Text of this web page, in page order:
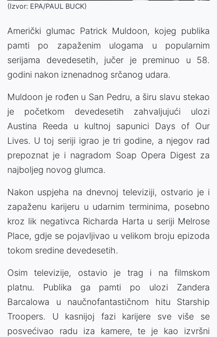
(Izvor: EPA/PAUL BUCK)
Američki glumac Patrick Muldoon, kojeg publika
pamti po zapaženim ulogama u popularnim
serijama devedesetih, jučer je preminuo u 58.
godini nakon iznenadnog srčanog udara.
Muldoon je rođen u San Pedru, a širu slavu stekao
je početkom devedesetih zahvaljujući ulozi
Austina Reeda u kultnoj sapunici Days of Our
Lives. U toj seriji igrao je tri godine, a njegov rad
prepoznat je i nagradom Soap Opera Digest za
najboljeg novog glumca.
Nakon uspjeha na dnevnoj televiziji, ostvario je i
zapaženu karijeru u udarnim terminima, posebno
kroz lik negativca Richarda Harta u seriji Melrose
Place, gdje se pojavljivao u velikom broju epizoda
tokom sredine devedesetih.
Osim televizije, ostavio je trag i na filmskom
platnu. Publika ga pamti po ulozi Zandera
Barcalowa u naučnofantastičnom hitu Starship
Troopers. U kasnijoj fazi karijere sve više se
posvećivao radu iza kamere, te je kao izvršni